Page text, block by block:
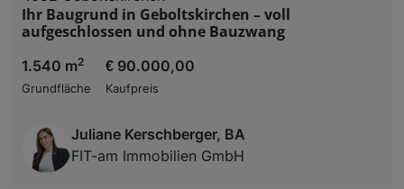
Ihr Baugrund in Geboltskirchen – voll
aufgeschlossen und ohne Bauzwang
1.540 m2
Grundfläche
€ 90.000,00
Kaufpreis
Juliane Kerschberger, BA
FIT-am Immobilien GmbH